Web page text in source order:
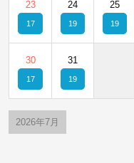
23
17
24
19
25
19
30
17
31
19
2026年7月